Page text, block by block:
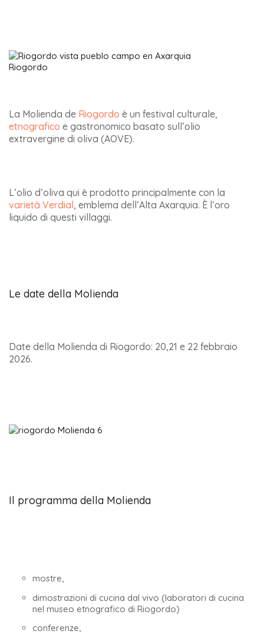
Riogordo
La Molienda de Riogordo è un festival culturale,
etnografico e gastronomico basato sull’olio
extravergine di oliva (AOVE).
L’olio d’oliva qui è prodotto principalmente con la
varietà Verdial, emblema dell’Alta Axarquia. È l’oro
liquido di questi villaggi.
Le date della Molienda
Date della Molienda di Riogordo: 20,21 e 22 febbraio
2026.
Il programma della Molienda
mostre,
dimostrazioni di cucina dal vivo (laboratori di cucina
nel museo etnografico di Riogordo)
conferenze,